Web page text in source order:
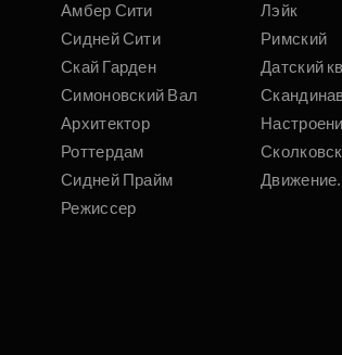
Амбер Сити
Сидней Сити
Скай Гарден
Симоновский Вал
Архитектор
Роттердам
Сидней Прайм
Режиссер
Лэйк
Римский
Датский